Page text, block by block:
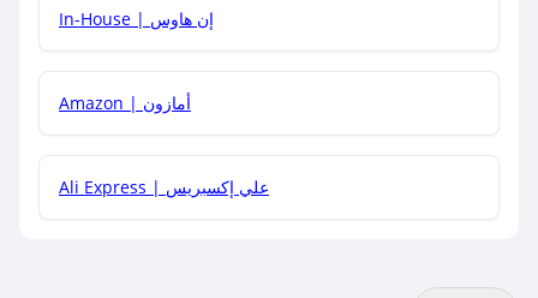
In-House | إن هاوس
Amazon | أمازون
Ali Express | علي إكسبريس